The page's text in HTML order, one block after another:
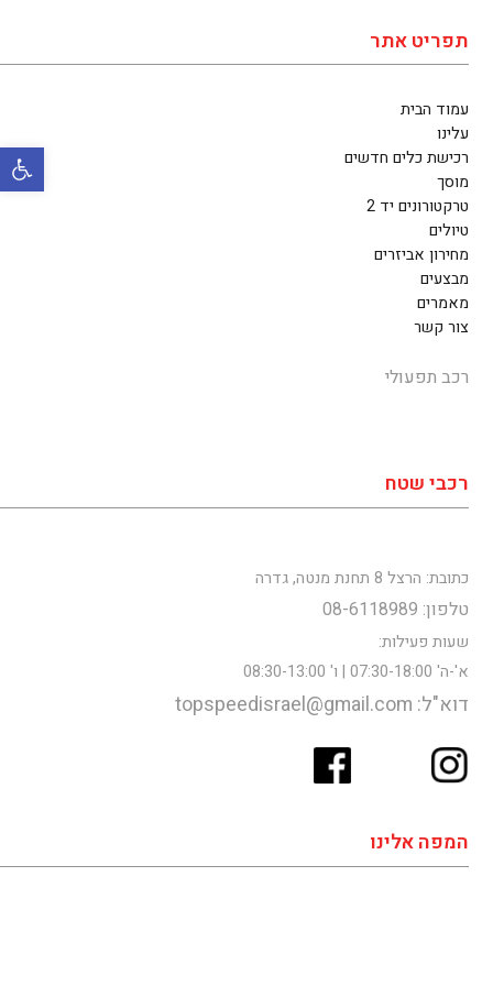
תפריט אתר
עמוד הבית
עלינו
רכישת כלים חדשים
מוסך
טרקטורונים יד 2
טיולים
מחירון אביזרים
מבצעים
מאמרים
צור קשר
רכב תפעולי
רכבי שטח
כתובת: הרצל 8 תחנת מנטה, גדרה
טלפון: 08-6118989
שעות פעילות:
א'-ה' 07:30-18:00 | ו' 08:30-13:00
דוא"ל: topspeedisrael@gmail.com
המפה אלינו
פתח